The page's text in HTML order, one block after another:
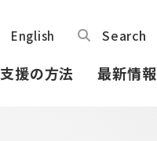
English Search
支援の方法 最新情報